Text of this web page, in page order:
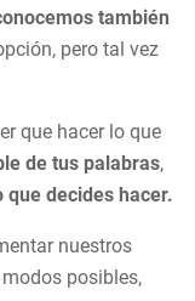
también
pero tal vez
que hacer lo que
de tus palabras,
que decides hacer.
nuestros
posibles,